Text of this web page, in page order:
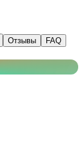
Отзывы
FAQ